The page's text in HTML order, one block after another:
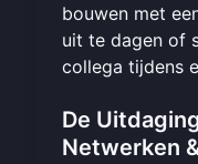
bouwen met
uit te dagen of
collega tijdens
De
Netwerken